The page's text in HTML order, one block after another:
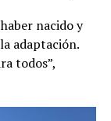
nacido y
adaptación.
todos”,